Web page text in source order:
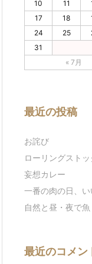
10
11
17
18
24
25
31
« 7月
最近の投稿
お詫び
ローリングストッ
妄想カレー
一番の肉の日、い
自然と昼・夜で魚
最近のコメン